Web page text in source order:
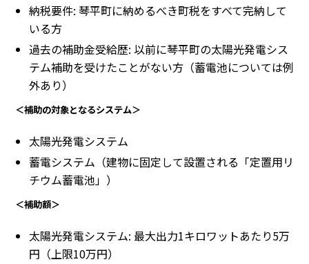
納税要件: 琴平町に納めるべき町税をすべて完納して
いる方
過去の補助金受給歴: 以前に琴平町の太陽光発電シス
テム補助を受けたことがない方（蓄電池については例
外あり）
＜補助の対象となるシステム＞
太陽光発電システム
蓄電システム（建物に固定して設置される「定置用リ
チウム蓄電池」）
＜補助額＞
太陽光発電システム: 最大出力1キロワットあたり5万
円（上限10万円）